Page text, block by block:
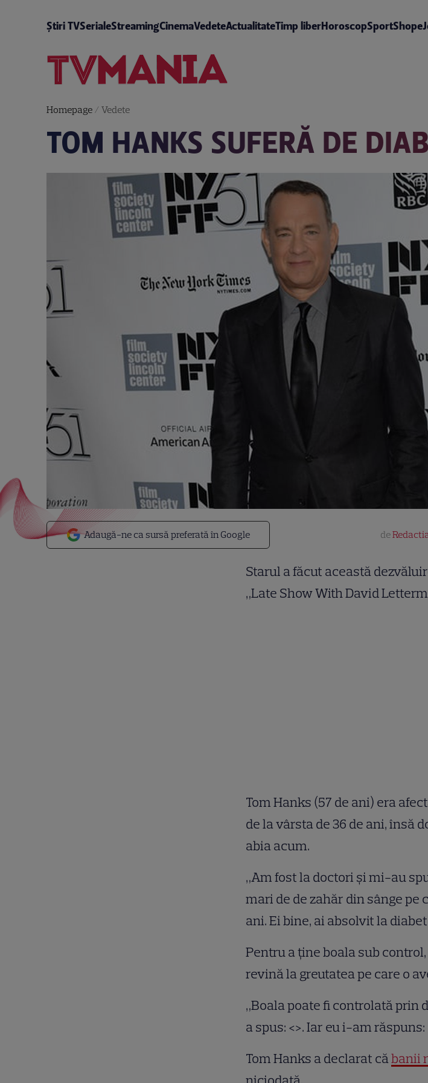
Știri TVSerialeStreamingCinemaVedeteActualitateTimp liberHoroscopSportShop
Homepage/ Vedete
TOM HANKS SUFERĂ DE
Adaugă-ne ca sursă preferată în Google de
Starul a făcut această
„Late Show With David
Tom Hanks (57 de ani) era
de la vârsta de 36 de ani, însă
abia acum.
„Am fost la doctori şi mi-au
mari de de zahăr din sânge pe
ani. Ei bine, ai absolvit la diabet
Pentru a ţine boala sub
revină la greutatea pe care o
„Boala poate fi controlată prin
a spus: <>. Iar eu i-am răspuns:
Tom Hanks a declarat căbanii